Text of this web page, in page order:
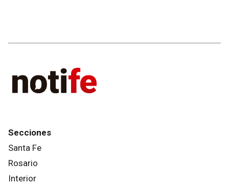
Secciones
Santa Fe
Rosario
Interior